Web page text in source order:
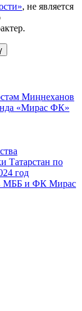
, не является
Миңнеханов
«Мирас ФК»
Татарстан по
год
МББ и ФК Мирас